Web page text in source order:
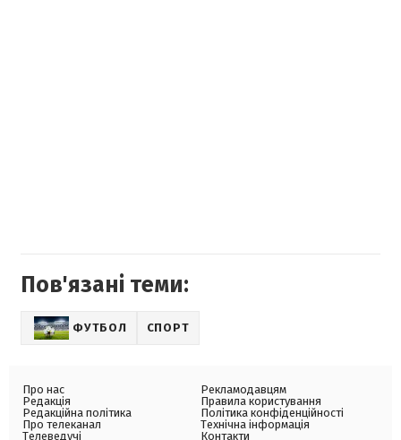
Пов'язані теми:
ФУТБОЛ СПОРТ
Про нас
Редакція
Редакційна політика
Про телеканал
Телеведучі
Рекламодавцям
Правила користування
Політика конфіденційності
Технічна інформація
Контакти